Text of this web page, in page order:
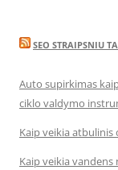
SEO STRAIPSNIU
Auto supirkimas
ciklo valdymo
Kaip veikia atbulinis
Kaip veikia